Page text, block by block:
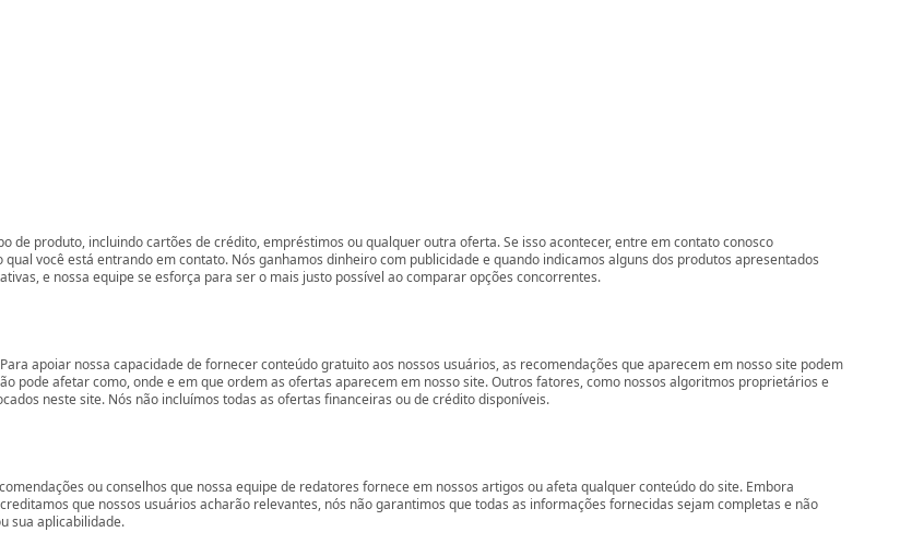
de produto, incluindo cartões de crédito, empréstimos ou qualquer outra oferta. Se isso acontecer, entre em contato conosco
você está entrando em contato. Nós ganhamos dinheiro com publicidade e quando indicamos alguns dos produtos apresentados
e nossa equipe se esforça para ser o mais justo possível ao comparar opções concorrentes.
apoiar nossa capacidade de fornecer conteúdo gratuito aos nossos usuários, as recomendações que aparecem em nosso site podem
pode afetar como, onde e em que ordem as ofertas aparecem em nosso site. Outros fatores, como nossos algoritmos proprietários e
neste site. Nós não incluímos todas as ofertas financeiras ou de crédito disponíveis.
ou conselhos que nossa equipe de redatores fornece em nossos artigos ou afeta qualquer conteúdo do site. Embora
que nossos usuários acharão relevantes, nós não garantimos que todas as informações fornecidas sejam completas e não
sua aplicabilidade.